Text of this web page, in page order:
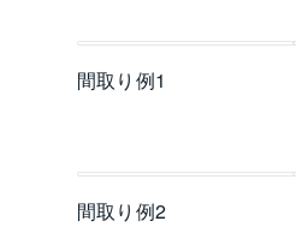
間取り例1
間取り例2